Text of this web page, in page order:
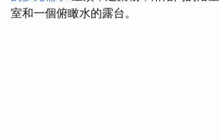
室和一個俯瞰水的露台。